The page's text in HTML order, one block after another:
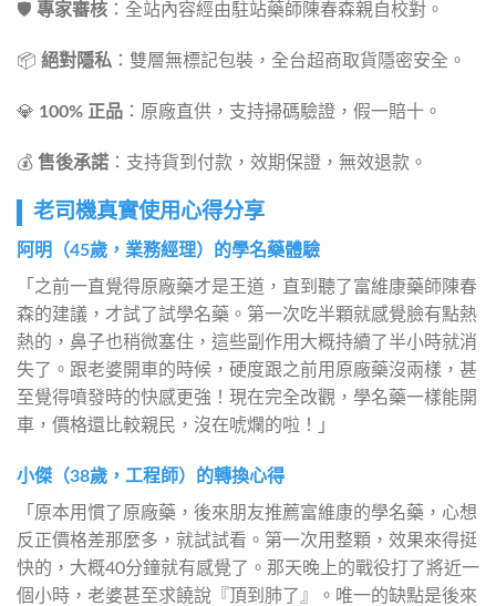
🛡️ 專家審核 ：全站內容經由駐站藥師陳春森親自校對。
📦 絕對隱私 ：雙層無標記包裝，全台超商取貨隱密安全。
💎 100% 正品 ：原廠直供，支持掃碼驗證，假一賠十。
💰 售後承諾 ：支持貨到付款，效期保證，無效退款。
老司機真實使用心得分享
阿明（45歲，業務經理）的學名藥體驗
「之前一直覺得原廠藥才是王道，直到聽了富維康藥師陳春
森的建議，才試了試學名藥。第一次吃半顆就感覺臉有點熱
熱的，鼻子也稍微塞住，這些副作用大概持續了半小時就消
失了。跟老婆開車的時候，硬度跟之前用原廠藥沒兩樣，甚
至覺得噴發時的快感更強！現在完全改觀，學名藥一樣能開
車，價格還比較親民，沒在唬爛的啦！」
小傑（38歲，工程師）的轉換心得
「原本用慣了原廠藥，後來朋友推薦富維康的學名藥，心想
反正價格差那麼多，就試試看。第一次用整顆，效果來得挺
快的，大概40分鐘就有感覺了。那天晚上的戰役打了將近一
個小時，老婆甚至求饒說『頂到肺了』。唯一的缺點是後來